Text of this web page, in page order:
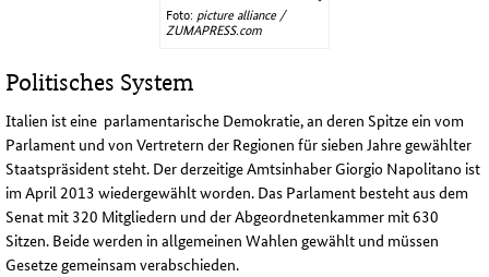
Foto: picture alliance /
ZUMAPRESS.com
Politisches System
Italien ist eine parlamentarische Demokratie, an deren Spitze ein vom
Parlament und von Vertretern der Regionen für sieben Jahre gewählter
Staatspräsident steht. Der derzeitige Amtsinhaber Giorgio Napolitano ist
im April 2013 wiedergewählt worden. Das Parlament besteht aus dem
Senat mit 320 Mitgliedern und der Abgeordnetenkammer mit 630
Sitzen. Beide werden in allgemeinen Wahlen gewählt und müssen
Gesetze gemeinsam verabschieden.